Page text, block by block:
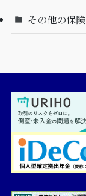
その他の保険